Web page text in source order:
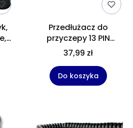
Przedłużacz do
przyczepy 13 PIN
spiralny kabel 3 m –
przedłużka świateł
przyczepy 12V wtyk /
gniazdo
37,99 zł
Do koszyka